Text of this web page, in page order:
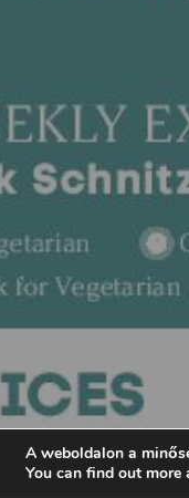
A weboldalon a
You can find out